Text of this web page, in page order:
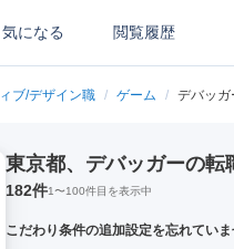
気になる 閲覧履歴
ブ/デザイン職 / ゲーム / デバッガ
東京都、デバッガーの転
182件1〜100件目を表示中
こだわり条件の追加設定を忘れていま